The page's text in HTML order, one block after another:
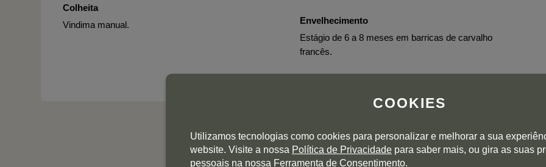
Colheita
Vindima manual.
Envelhecimento
Estágio de 6 a 8 meses em barricas de carvalho
francês.
COOKIES
Utilizamos tecnologias como cookies para personalizar e melhorar a sua
website. Visite a nossa Política de Privacidade para saber mais, ou gira as suas
pessoais na nossa Ferramenta de Consentimento.